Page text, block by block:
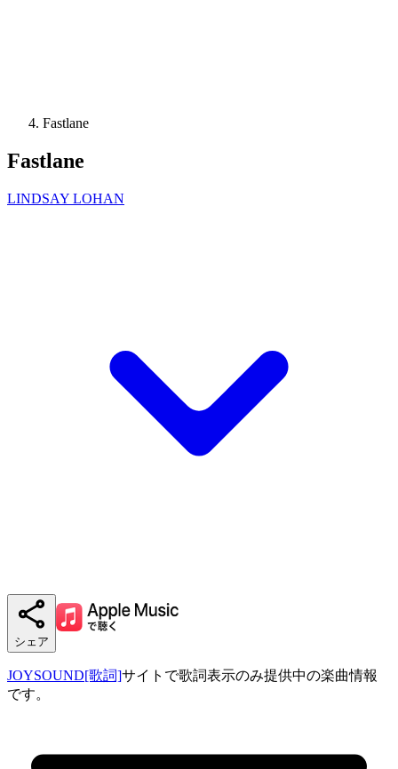
Fastlane
Fastlane
LINDSAY LOHAN
シェア
JOYSOUND[歌詞]サイトで歌詞表示のみ提供中の楽曲情報
です。